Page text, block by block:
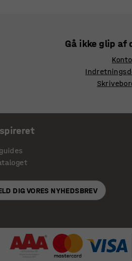
Gå ikke glip af
DIG VORES NYHEDSBREV